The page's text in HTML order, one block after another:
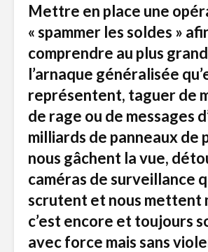
Mettre en place une
« spammer les soldes »
comprendre au plus
l’arnaque généralisée
représentent, taguer de
de rage ou de messages
milliards de panneaux de
nous gâchent la vue,
caméras de surveillance
scrutent et nous mettent
c’est encore et toujours
avec force mais sans